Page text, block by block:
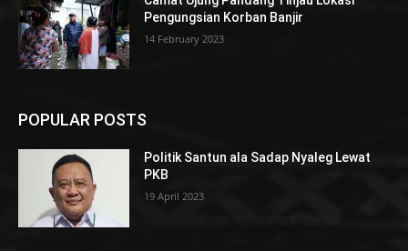
Pengungsian Korban Banjir
14 February 2023
POPULAR POSTS
Politik Santun ala Sadap Nyaleg Lewat
PKB
19 April 2023